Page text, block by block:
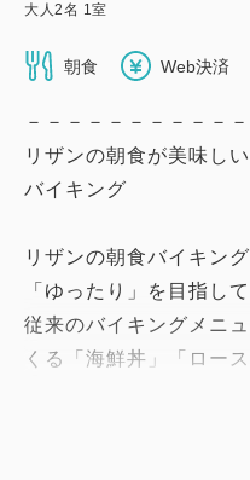
大人2名 1室
朝食 Web決済
－－－－－－－－－－
リザンの朝食が美味し
バイキング
リザンの朝食バイキン
「ゆったり」を目指し
従来のバイキングメニ
くる「海鮮丼」「ロー